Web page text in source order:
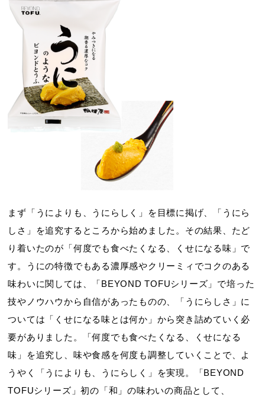
まず「うによりも、うにらしく」を目標に掲げ、「うにら
しさ」を追究するところから始めました。その結果、たど
り着いたのが「何度でも食べたくなる、くせになる味」で
す。うにの特徴でもある濃厚感やクリーミィでコクのある
味わいに関しては、「BEYOND TOFUシリーズ」で培った
技やノウハウから自信があったものの、「うにらしさ」に
ついては「くせになる味とは何か」から突き詰めていく必
要がありました。「何度でも食べたくなる、くせになる
味」を追究し、味や食感を何度も調整していくことで、よ
うやく「うによりも、うにらしく」を実現。「BEYOND
TOFUシリーズ」初の「和」の味わいの商品として、